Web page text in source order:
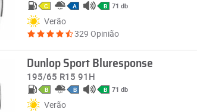
C A B 71 db
Verão
329 Opinião
Dunlop Sport Bluresponse
195/65 R15 91H
B B B 71 db
Verão